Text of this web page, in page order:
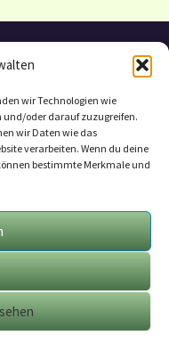
wir Technologien wie
und/oder darauf zuzugreifen.
wir Daten wie das
verarbeiten. Wenn du deine
bestimmte Merkmale und